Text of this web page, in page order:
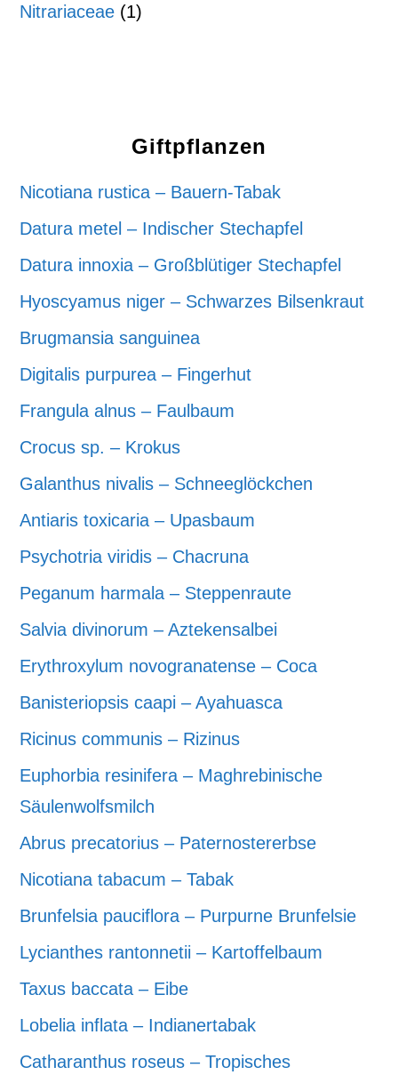
Nitrariaceae (1)
Giftpflanzen
Nicotiana rustica – Bauern-Tabak
Datura metel – Indischer Stechapfel
Datura innoxia – Großblütiger Stechapfel
Hyoscyamus niger – Schwarzes Bilsenkraut
Brugmansia sanguinea
Digitalis purpurea – Fingerhut
Frangula alnus – Faulbaum
Crocus sp. – Krokus
Galanthus nivalis – Schneeglöckchen
Antiaris toxicaria – Upasbaum
Psychotria viridis – Chacruna
Peganum harmala – Steppenraute
Salvia divinorum – Aztekensalbei
Erythroxylum novogranatense – Coca
Banisteriopsis caapi – Ayahuasca
Ricinus communis – Rizinus
Euphorbia resinifera – Maghrebinische
Säulenwolfsmilch
Abrus precatorius – Paternostererbse
Nicotiana tabacum – Tabak
Brunfelsia pauciflora – Purpurne Brunfelsie
Lycianthes rantonnetii – Kartoffelbaum
Taxus baccata – Eibe
Lobelia inflata – Indianertabak
Catharanthus roseus – Tropisches